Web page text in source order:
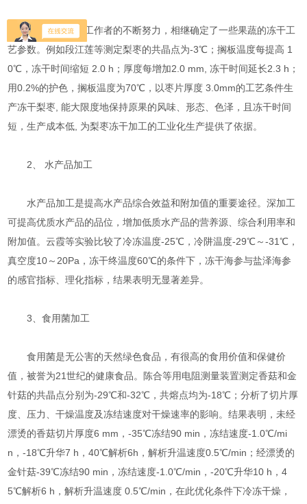
随着食品科研工作者的不断努力，相继确定了一些果蔬的冻干工
艺参数。例如段江莲等测定梨枣的共晶点为-3℃；搁板温度每提高 1
0℃，冻干时间缩短 2.0 h；厚度每增加2.0 mm, 冻干时间延长2.3 h；
用0.2%的护色，搁板温度为70℃，以枣片厚度 3.0mm的工艺条件生
产冻干梨枣, 能大限度地保持原果的风味、形态、色泽，且冻干时间
短，生产成本低, 为梨枣冻干加工的工业化生产提供了依据。
2、 水产品加工
水产品加工是提高水产品综合效益和附加值的重要途径。深加工
可提高优质水产品的品位，增加低质水产品的营养源、综合利用率和
附加值。云霞等实验比较了冷冻温度-25℃，冷阱温度-29℃～-31℃，
真空度10～20Pa，冻干终温度60℃的条件下，冻干海参与盐泽海参
的感官指标、理化指标，结果表明无显著差异。
3、食用菌加工
食用菌是无公害的天然绿色食品，有很高的食用价值和保健价
值，被誉为21世纪的健康食品。陈合等用电阻测量装置测定香菇和金
针菇的共晶点分别为-29℃和-32℃，共熔点均为-18℃；分析了切片厚
度、压力、干燥温度及冻结速度对干燥速率的影响。结果表明，未经
漂烫的香菇切片厚度6 mm，-35℃冻结90 min，冻结速度-1.0℃/mi
n，-18℃升华7 h，40℃解析6h，解析升温速度0.5℃/min；经漂烫的
金针菇-39℃冻结90 min，冻结速度-1.0℃/min，-20℃升华10 h，4
5℃解析6 h，解析升温速度 0.5℃/min，在此优化条件下冷冻干燥，